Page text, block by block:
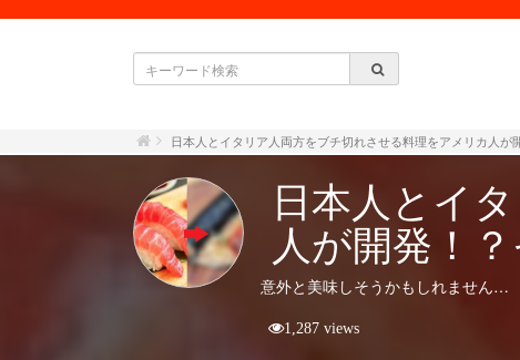
日本人とイタリア人両方をブチ切れさせる料理をアメリカ人
日本人とイ
人が開発！
意外と美味しそうかもしれません…
1,287 views